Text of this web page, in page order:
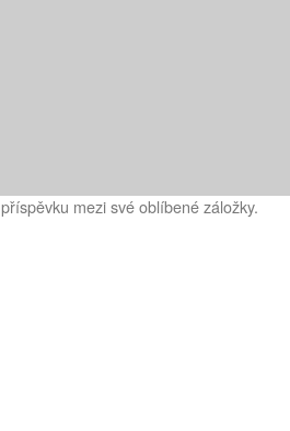
příspěvku mezi své oblíbené záložky.